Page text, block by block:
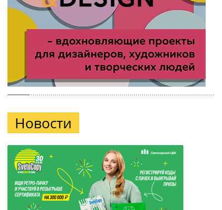
Новости